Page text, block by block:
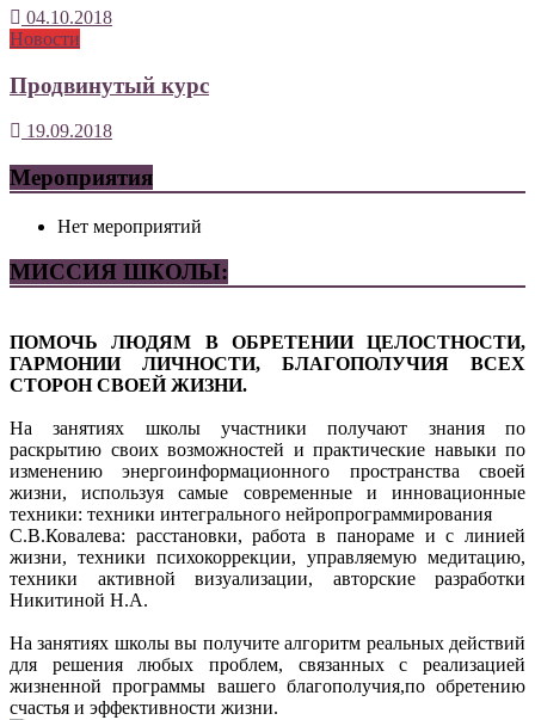
04.10.2018
Новости
Продвинутый курс
19.09.2018
Мероприятия
Нет мероприятий
МИССИЯ ШКОЛЫ:
ПОМОЧЬ ЛЮДЯМ В ОБРЕТЕНИИ ЦЕЛОСТНОСТИ,
ГАРМОНИИ ЛИЧНОСТИ, БЛАГОПОЛУЧИЯ ВСЕХ
СТОРОН СВОЕЙ ЖИЗНИ.
На занятиях школы участники получают знания по
раскрытию своих возможностей и практические навыки по
изменению энергоинформационного пространства своей
жизни, используя самые современные и инновационные
техники: техники интегрального нейропрограммирования
С.В.Ковалева: расстановки, работа в панораме и с линией
жизни, техники психокоррекции, управляемую медитацию,
техники активной визуализации, авторские разработки
Никитиной Н.А.
На занятиях школы вы получите алгоритм реальных действий
для решения любых проблем, связанных с реализацией
жизненной программы вашего благополучия,по обретению
счастья и эффективности жизни.